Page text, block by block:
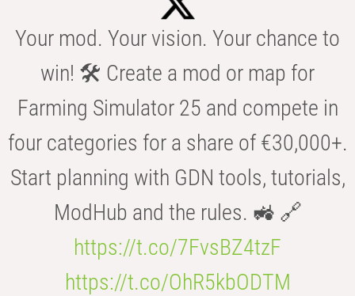
Your mod. Your vision. Your chance to
win! 🛠️ Create a mod or map for
Farming Simulator 25 and compete in
four categories for a share of €30,000+.
Start planning with GDN tools, tutorials,
ModHub and the rules. 🚜 🔗
https://t.co/7FvsBZ4tzF
https://t.co/OhR5kbODTM